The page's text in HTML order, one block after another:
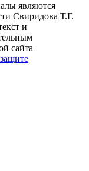
являются
Свиридова Т.Г.
и
сайта